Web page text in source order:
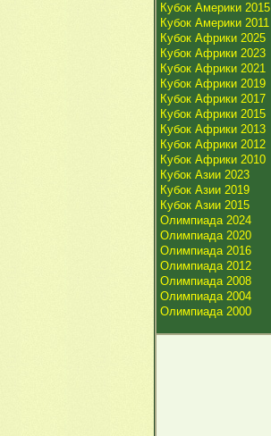
Кубок Америки 2015
Кубок Америки 2011
Кубок Африки 2025
Кубок Африки 2023
Кубок Африки 2021
Кубок Африки 2019
Кубок Африки 2017
Кубок Африки 2015
Кубок Африки 2013
Кубок Африки 2012
Кубок Африки 2010
Кубок Азии 2023
Кубок Азии 2019
Кубок Азии 2015
Олимпиада 2024
Олимпиада 2020
Олимпиада 2016
Олимпиада 2012
Олимпиада 2008
Олимпиада 2004
Олимпиада 2000